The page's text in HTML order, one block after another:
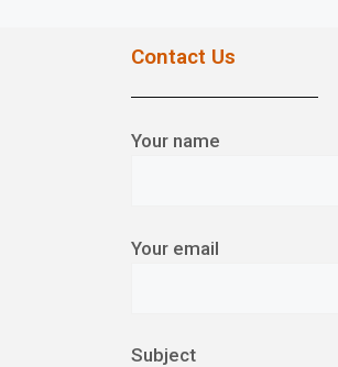
Contact Us
Your name
Your email
Subject